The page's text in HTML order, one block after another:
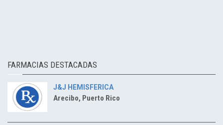
FARMACIAS DESTACADAS
J&J HEMISFERICA
Arecibo, Puerto Rico